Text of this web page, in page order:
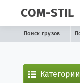
COM-STIL
Поиск грузов